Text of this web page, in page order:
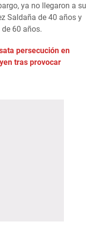
ya no llegaron a su
Saldaña de 40 años y
60 años.
persecución en
tras provocar